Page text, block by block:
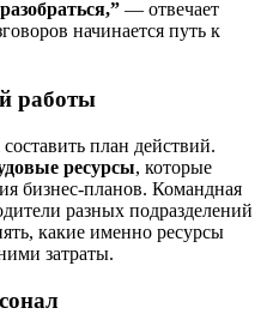
— отвечает
начинается путь к
работы
план действий.
ресурсы, которые
бизнес-планов. Командная
разных подразделений
какие именно ресурсы
затраты.